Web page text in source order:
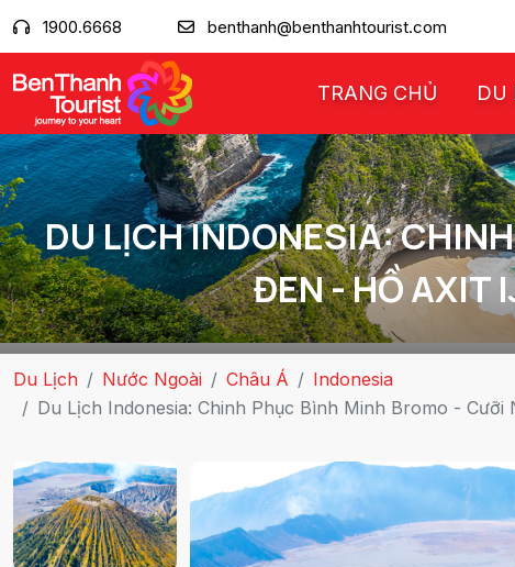
1900.6668 benthanh@benthanhtourist.com
TRANG CHỦ DU
DU LỊCH INDONESIA:
ĐEN - HỒ AXIT
Du Lịch Nước Ngoài Châu Á
Indonesia
Du Lịch Indonesia: Chinh Phục Bình Minh Bromo -